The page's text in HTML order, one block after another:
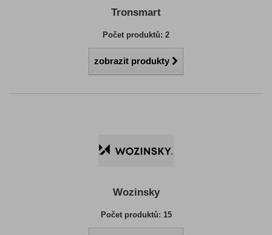
Tronsmart
Počet produktů: 2
zobrazit produkty
Wozinsky
Počet produktů: 15